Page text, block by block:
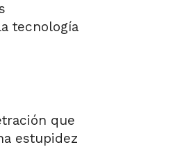
tecnología
que
estupidez